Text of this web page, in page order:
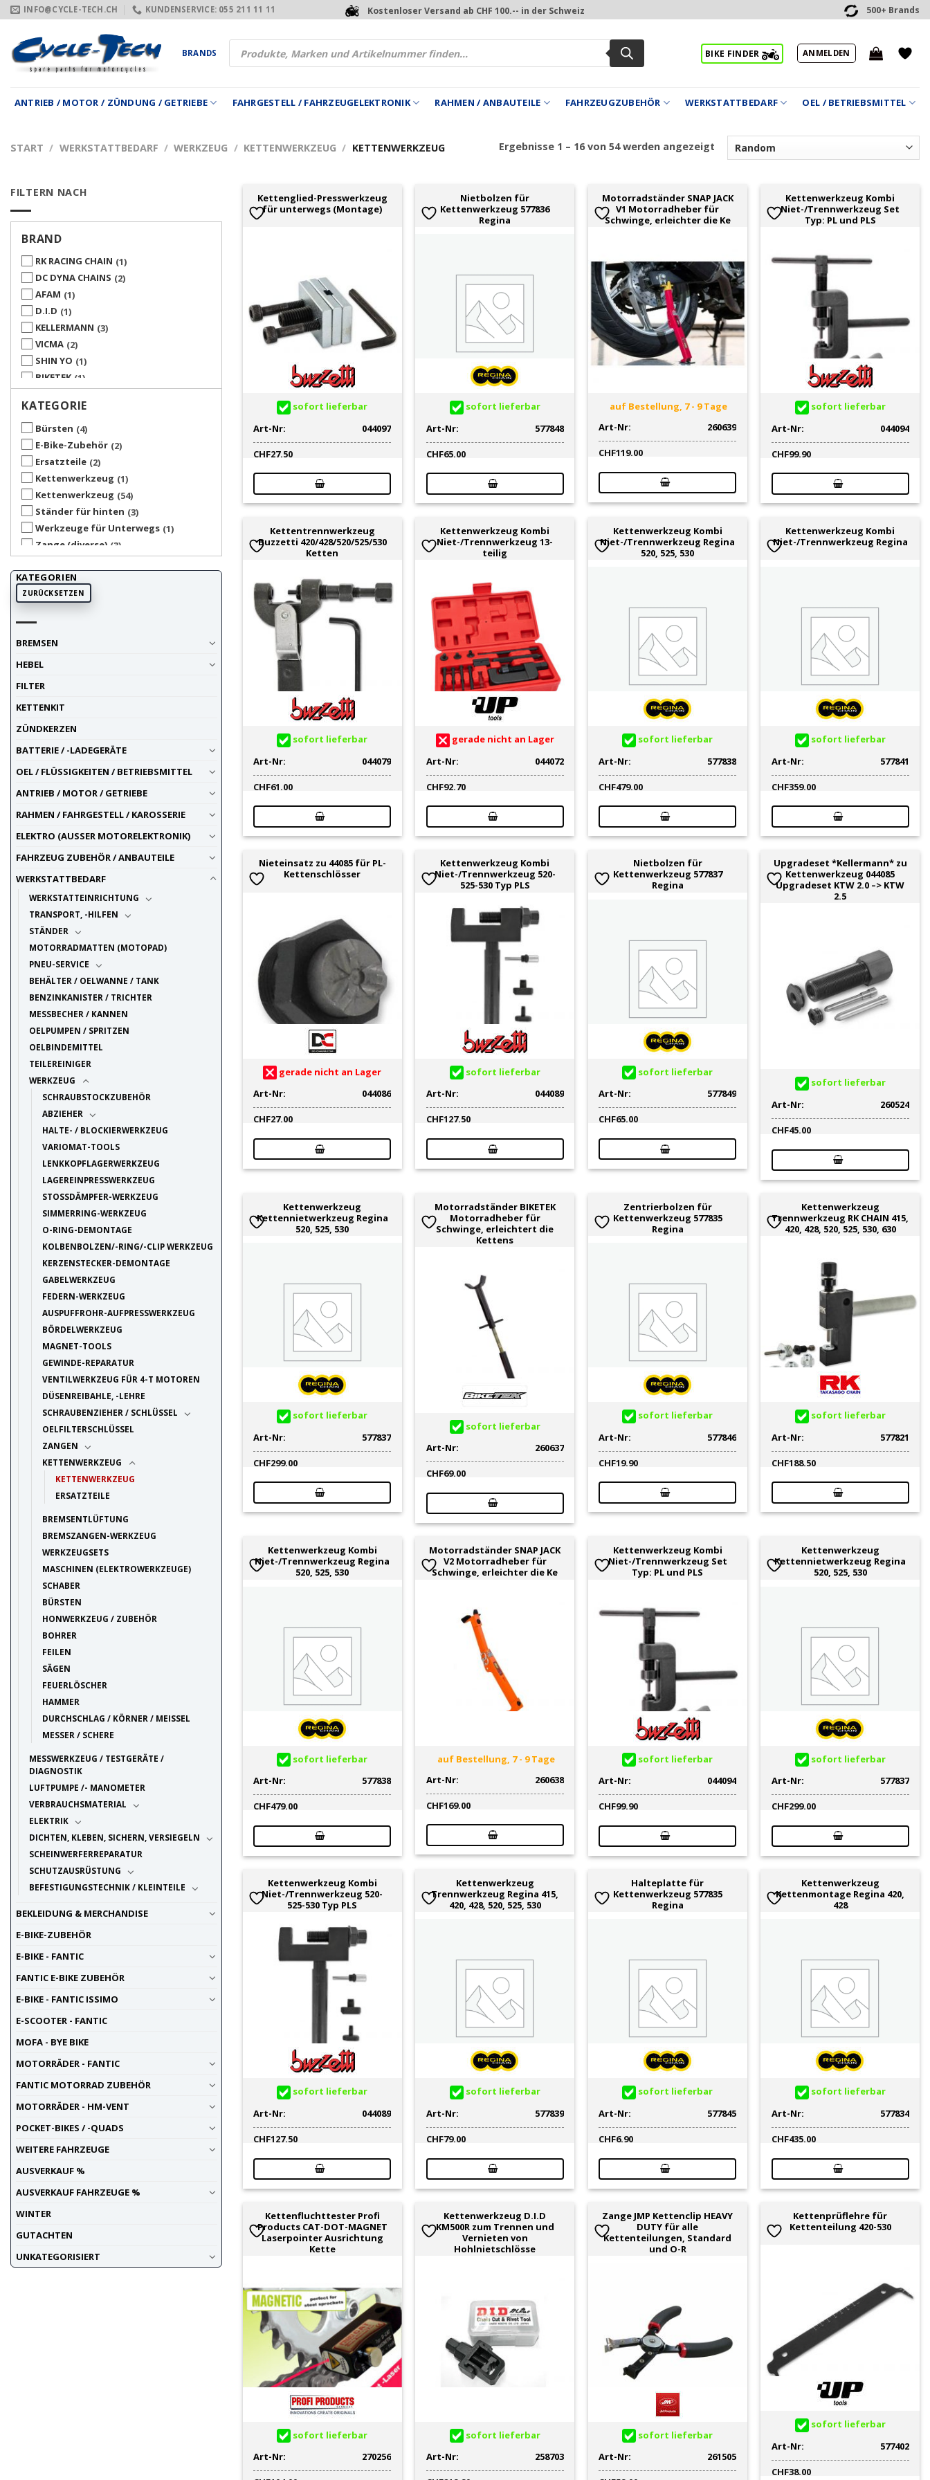
Zum
Inhalt
springen
INFO@CYCLE-TECH.CH KUNDENSERVICE: 055 211 11 11 Kostenloser Versand ab CHF 100.-- in der Schweiz 500+ Brands
BRANDS
Products
search
BIKE FINDER ANMELDEN
ANTRIEB / MOTOR / ZÜNDUNG / GETRIEBE FAHRGESTELL / FAHRZEUGELEKTRONIK RAHMEN / ANBAUTEILE FAHRZEUGZUBEHÖR WERKSTATTBEDARF OEL / BETRIEBSMITTEL
START / WERKSTATTBEDARF / WERKZEUG / KETTENWERKZEUG / KETTENWERKZEUG Ergebnisse 1 – 16 von 54 werden angezeigt
FILTERN NACH
BRAND
RK RACING CHAIN 1
DC DYNA CHAINS
2
AFAM 1
D.I.D 1
KELLERMANN 3
VICMA 2
SHIN YO 1
BIKETEK 1
ICETOOLZ
JMP 2
KMC 1
SNAP JACK
1
UP TOOLS 1
KATEGORIE
Bürsten
4
E-Bike-Zubehör 2
Ersatzteile 2
Kettenwerkzeug 1
Kettenwerkzeug
54
Ständer für hinten 3
Werkzeuge für Unterwegs 1
Zange (diverse) 3
KATEGORIEN
ZURÜCKSETZEN
BREMSEN
HEBEL
FILTER
KETTENKIT
ZÜNDKERZEN
BATTERIE / -LADEGERÄTE
OEL / FLÜSSIGKEITEN / BETRIEBSMITTEL
ANTRIEB / MOTOR / GETRIEBE
RAHMEN / FAHRGESTELL / KAROSSERIE
ELEKTRO (AUSSER MOTORELEKTRONIK)
FAHRZEUG ZUBEHÖR / ANBAUTEILE
WERKSTATTBEDARF
WERKSTATTEINRICHTUNG
TRANSPORT, -HILFEN
STÄNDER
MOTORRADMATTEN (MOTOPAD)
PNEU-SERVICE
BEHÄLTER / OELWANNE / TANK
BENZINKANISTER / TRICHTER
MESSBECHER / KANNEN
OELPUMPEN / SPRITZEN
OELBINDEMITTEL
TEILEREINIGER
WERKZEUG
SCHRAUBSTOCKZUBEHÖR
ABZIEHER
HALTE- / BLOCKIERWERKZEUG
VARIOMAT-TOOLS
LENKKOPFLAGERWERKZEUG
LAGEREINPRESSWERKZEUG
STOSSDÄMPFER-WERKZEUG
SIMMERRING-WERKZEUG
O-RING-DEMONTAGE
KOLBENBOLZEN/-RING/-CLIP WERKZEUG
KERZENSTECKER-DEMONTAGE
GABELWERKZEUG
FEDERN-WERKZEUG
AUSPUFFROHR-AUFPRESSWERKZEUG
BÖRDELWERKZEUG
MAGNET-TOOLS
GEWINDE-REPARATUR
VENTILWERKZEUG FÜR 4-T MOTOREN
DÜSENREIBAHLE, -LEHRE
SCHRAUBENZIEHER / SCHLÜSSEL
OELFILTERSCHLÜSSEL
ZANGEN
KETTENWERKZEUG
KETTENWERKZEUG
ERSATZTEILE
BREMSENTLÜFTUNG
BREMSZANGEN-WERKZEUG
WERKZEUGSETS
MASCHINEN (ELEKTROWERKZEUGE)
SCHABER
BÜRSTEN
HONWERKZEUG / ZUBEHÖR
BOHRER
FEILEN
SÄGEN
FEUERLÖSCHER
HAMMER
DURCHSCHLAG / KÖRNER / MEISSEL
MESSER / SCHERE
MESSWERKZEUG / TESTGERÄTE /
DIAGNOSTIK
LUFTPUMPE /- MANOMETER
VERBRAUCHSMATERIAL
ELEKTRIK
DICHTEN, KLEBEN, SICHERN, VERSIEGELN
SCHEINWERFERREPARATUR
SCHUTZAUSRÜSTUNG
BEFESTIGUNGSTECHNIK / KLEINTEILE
BEKLEIDUNG & MERCHANDISE
E-BIKE-ZUBEHÖR
E-BIKE - FANTIC
FANTIC E-BIKE ZUBEHÖR
E-BIKE - FANTIC ISSIMO
E-SCOOTER - FANTIC
MOFA - BYE BIKE
MOTORRÄDER - FANTIC
FANTIC MOTORRAD ZUBEHÖR
MOTORRÄDER - HM-VENT
POCKET-BIKES / -QUADS
WEITERE FAHRZEUGE
AUSVERKAUF %
AUSVERKAUF FAHRZEUGE %
WINTER
GUTACHTEN
UNKATEGORISIERT
Kettenglied-Presswerkzeug
für unterwegs (Montage)
sofort lieferbar
Art-Nr:
044097
CHF27.50
Nietbolzen für
Kettenwerkzeug 577836
Regina
sofort lieferbar
Art-Nr:
577848
CHF65.00
Motorradständer SNAP JACK
V1 Motorradheber für
Schwinge, erleichter die Ke
auf Bestellung, 7 - 9 Tage
Art-Nr:
260639
CHF119.00
Kettenwerkzeug Kombi
Niet-/Trennwerkzeug Set
Typ: PL und PLS
sofort lieferbar
Art-Nr:
044094
CHF99.90
Kettentrennwerkzeug
Buzzetti 420/428/520/525/530
Ketten
sofort lieferbar
Art-Nr:
044079
CHF61.00
Kettenwerkzeug Kombi
Niet-/Trennwerkzeug 13-
teilig
gerade nicht an Lager
Art-Nr:
044072
CHF92.70
Kettenwerkzeug Kombi
Niet-/Trennwerkzeug Regina
520, 525, 530
sofort lieferbar
Art-Nr:
577838
CHF479.00
Kettenwerkzeug Kombi
Niet-/Trennwerkzeug Regina
sofort lieferbar
Art-Nr:
577841
CHF359.00
Nieteinsatz zu 44085 für PL-
Kettenschlösser
gerade nicht an Lager
Art-Nr:
044086
CHF27.00
Kettenwerkzeug Kombi
Niet-/Trennwerkzeug 520-
525-530 Typ PLS
sofort lieferbar
Art-Nr:
044089
CHF127.50
Nietbolzen für
Kettenwerkzeug 577837
Regina
sofort lieferbar
Art-Nr:
577849
CHF65.00
Upgradeset *Kellermann* zu
Kettenwerkzeug 044085
Upgradeset KTW 2.0 –> KTW
2.5
sofort lieferbar
Art-Nr:
260524
CHF45.00
Kettenwerkzeug
Kettennietwerkzeug Regina
520, 525, 530
sofort lieferbar
Art-Nr:
577837
CHF299.00
Motorradständer BIKETEK
Motorradheber für
Schwinge, erleichtert die
Kettens
sofort lieferbar
Art-Nr:
260637
CHF69.00
Zentrierbolzen für
Kettenwerkzeug 577835
Regina
sofort lieferbar
Art-Nr:
577846
CHF19.90
Kettenwerkzeug
Trennwerkzeug RK CHAIN 415,
420, 428, 520, 525, 530, 630
sofort lieferbar
Art-Nr:
577821
CHF188.50
Kettenwerkzeug Kombi
Niet-/Trennwerkzeug Regina
520, 525, 530
sofort lieferbar
Art-Nr:
577838
CHF479.00
Motorradständer SNAP JACK
V2 Motorradheber für
Schwinge, erleichter die Ke
auf Bestellung, 7 - 9 Tage
Art-Nr:
260638
CHF169.00
Kettenwerkzeug Kombi
Niet-/Trennwerkzeug Set
Typ: PL und PLS
sofort lieferbar
Art-Nr:
044094
CHF99.90
Kettenwerkzeug
Kettennietwerkzeug Regina
520, 525, 530
sofort lieferbar
Art-Nr:
577837
CHF299.00
Kettenwerkzeug Kombi
Niet-/Trennwerkzeug 520-
525-530 Typ PLS
sofort lieferbar
Art-Nr:
044089
CHF127.50
Kettenwerkzeug
Trennwerkzeug Regina 415,
420, 428, 520, 525, 530
sofort lieferbar
Art-Nr:
577839
CHF79.00
Halteplatte für
Kettenwerkzeug 577835
Regina
sofort lieferbar
Art-Nr:
577845
CHF6.90
Kettenwerkzeug
Kettenmontage Regina 420,
428
sofort lieferbar
Art-Nr:
577834
CHF435.00
Kettenfluchttester Profi
Products CAT-DOT-MAGNET
Laserpointer Ausrichtung
Kette
sofort lieferbar
Art-Nr:
270256
Kettenwerkzeug D.I.D
KM500R zum Trennen und
Vernieten von
Hohlnietschlösse
sofort lieferbar
Art-Nr:
258703
Zange JMP Kettenclip HEAVY
DUTY für alle
Kettenteilungen, Standard
und O-R
sofort lieferbar
Art-Nr:
261505
Kettenprüflehre für
Kettenteilung 420-530
sofort lieferbar
Art-Nr:
577402
CHF38.00